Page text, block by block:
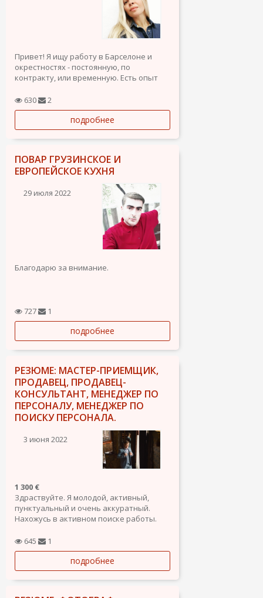
Привет! Я ищу работу в Барселоне и
окрестностях - постоянную, по
контракту, или временную. Есть опыт
Babyphotostar фотографом. Также
съемки портфолио, репортажная,
помощь стилисту до и после съёмкок,
поиск и организация мастер-классов
для...
630 2
подробнее
ПОВАР ГРУЗИНСКОЕ И
ЕВРОПЕЙСКОЕ КУХНЯ
29 июля 2022
Благодарю за внимание.
727 1
подробнее
РЕЗЮМЕ: МАСТЕР-ПРИЕМЩИК,
ПРОДАВЕЦ, ПРОДАВЕЦ-
КОНСУЛЬТАНТ, МЕНЕДЖЕР ПО
ПЕРСОНАЛУ, МЕНЕДЖЕР ПО
ПОИСКУ ПЕРСОНАЛА.
3 июня 2022
1 300 €
Здраствуйте. Я молодой, активный,
пунктуальный и очень аккуратный.
Нахожусь в активном поиске работы.
645
1
подробнее